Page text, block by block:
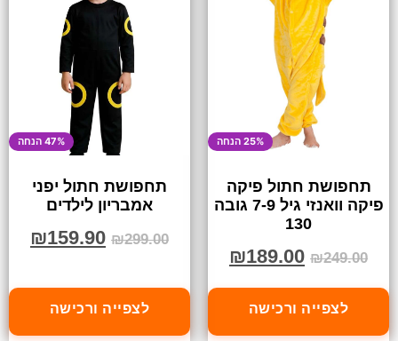
25% הנחה
תחפושת חתול פיקה
פיקה וואנזי גיל 7-9 גובה
130
₪249.00
₪189.00
לצפייה ורכישה
47% הנחה
תחפושת חתול יפני
אמבריון לילדים
₪299.00
₪159.90
לצפייה ורכישה